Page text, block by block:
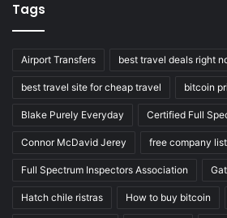
Tags
Airport Transfers best travel deals right
best travel site for cheap travel bitcoin
Blake Purely Everyday Certified Full
Connor McDavid Jerey free company
Full Spectrum Inspectors Association
Hatch chile ristras How to buy bitcoin